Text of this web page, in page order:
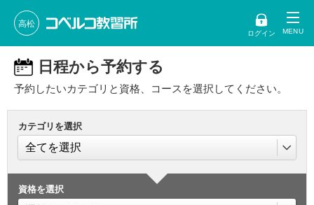
高松
ログイン
日程から予約する
予約したいカテゴリと資格、コースを選択してください。
カテゴリを選択
資格を選択